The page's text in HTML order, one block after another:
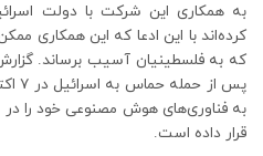
به همکاری این شرکت با دولت
کرده‌اند با این ادعا که این
که به فلسطینیان آسیب برساند.
به فناوری‌های هوش مصنوعی خود را در
قرار داده است.